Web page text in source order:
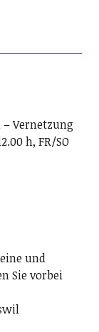
Vernetzung
h, FR/SO
und
Sie vorbei